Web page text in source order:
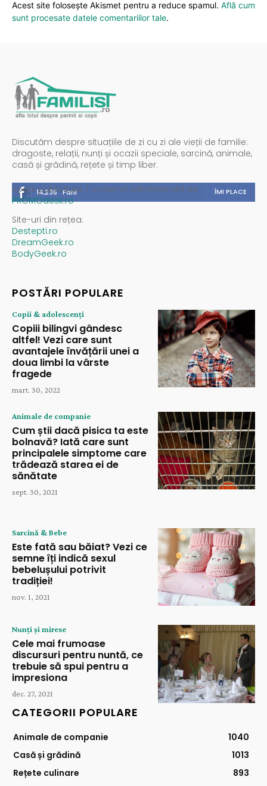
Acest site folosește Akismet pentru a reduce spamul. Află cum
sunt procesate datele comentariilor tale.
Discutăm despre situațiile de zi cu zi ale vieții de familie:
dragoste, relații, nunți și ocazii speciale, sarcină, animale,
casă și grădină, rețete și timp liber.
14,235 Fani ÎMI PLACE
Spații publicitare / reclamă administrată de
PROMOdesk.ro
Site-uri din rețea:
Destepti.ro
DreamGeek.ro
BodyGeek.ro
POSTĂRI POPULARE
Copii & adolescenți
Copiii bilingvi gândesc
altfel! Vezi care sunt
avantajele învățării unei a
doua limbi la vârste
fragede
mart. 30, 2022
Animale de companie
Cum știi dacă pisica ta este
bolnavă? Iată care sunt
principalele simptome care
trădează starea ei de
sănătate
sept. 30, 2021
Sarcină & Bebe
Este fată sau băiat? Vezi ce
semne îți indică sexul
bebelușului potrivit
tradiției!
nov. 1, 2021
Nunți și mirese
Cele mai frumoase
discursuri pentru nuntă, ce
trebuie să spui pentru a
impresiona
dec. 27, 2021
CATEGORII POPULARE
Animale de companie
1040
Casă și grădină
1013
Rețete culinare
893